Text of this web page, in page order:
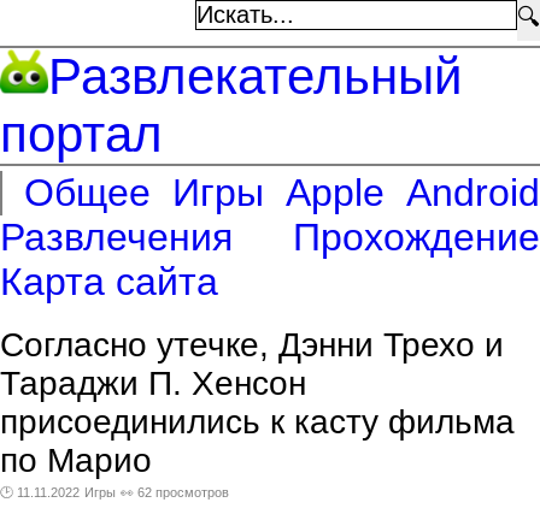
🔍
Развлекательный
портал
Общее Игры Apple Android
Развлечения
Прохождение
Карта сайта
Согласно утечке, Дэнни Трехо и
Тараджи П. Хенсон
присоединились к касту фильма
по Марио
🕑 11.11.2022 Игры 👀 62 просмотров